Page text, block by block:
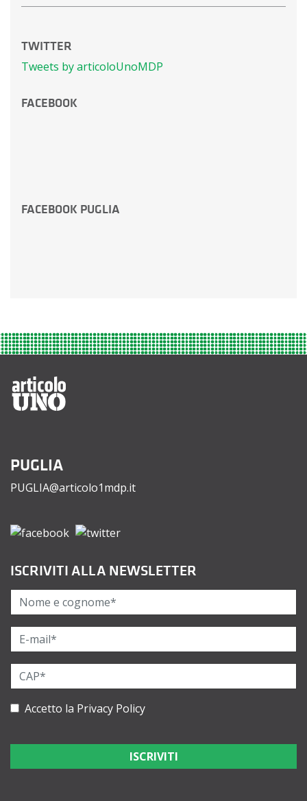
TWITTER
Tweets by articoloUnoMDP
FACEBOOK
FACEBOOK PUGLIA
PUGLIA
PUGLIA@articolo1mdp.it
ISCRIVITI ALLA NEWSLETTER
Accetto la Privacy Policy